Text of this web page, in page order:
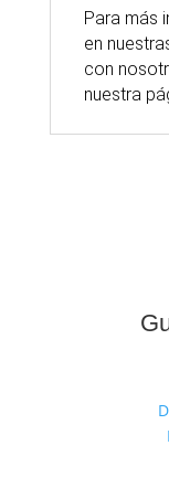
Para más
en
con
nuestra